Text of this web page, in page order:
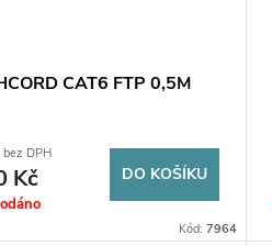
CAT6 FTP 0,5M
DPH
Kč DO KOŠÍKU
Kód: 7964